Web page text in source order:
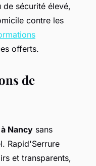
sécurité élevé,
contre les
offerts.
de
Nancy sans
Rapid'Serrure
et transparents,